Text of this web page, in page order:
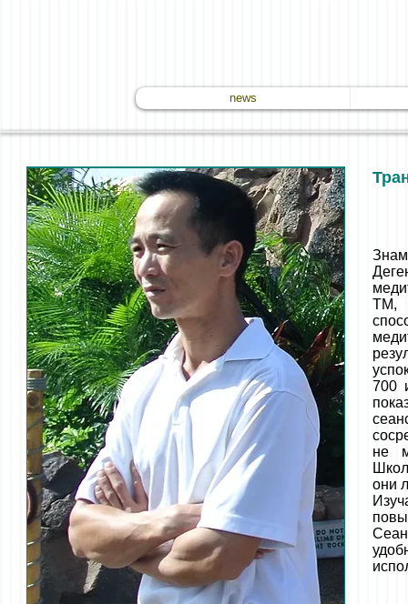
news
ТМ,
700
не
они